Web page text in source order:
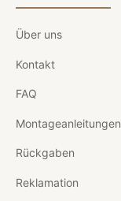
Über uns
Kontakt
FAQ
Montageanleitungen
Rückgaben
Reklamation